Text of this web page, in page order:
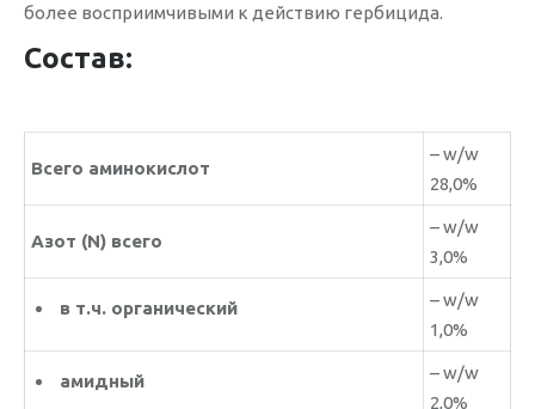
более восприимчивыми к действию гербицида.
Состав:
Всего аминокислот
– w/w
28,0%
Азот (N) всего
– w/w
3,0%
в т.ч. органический
– w/w
1,0%
амидный
– w/w
2,0%